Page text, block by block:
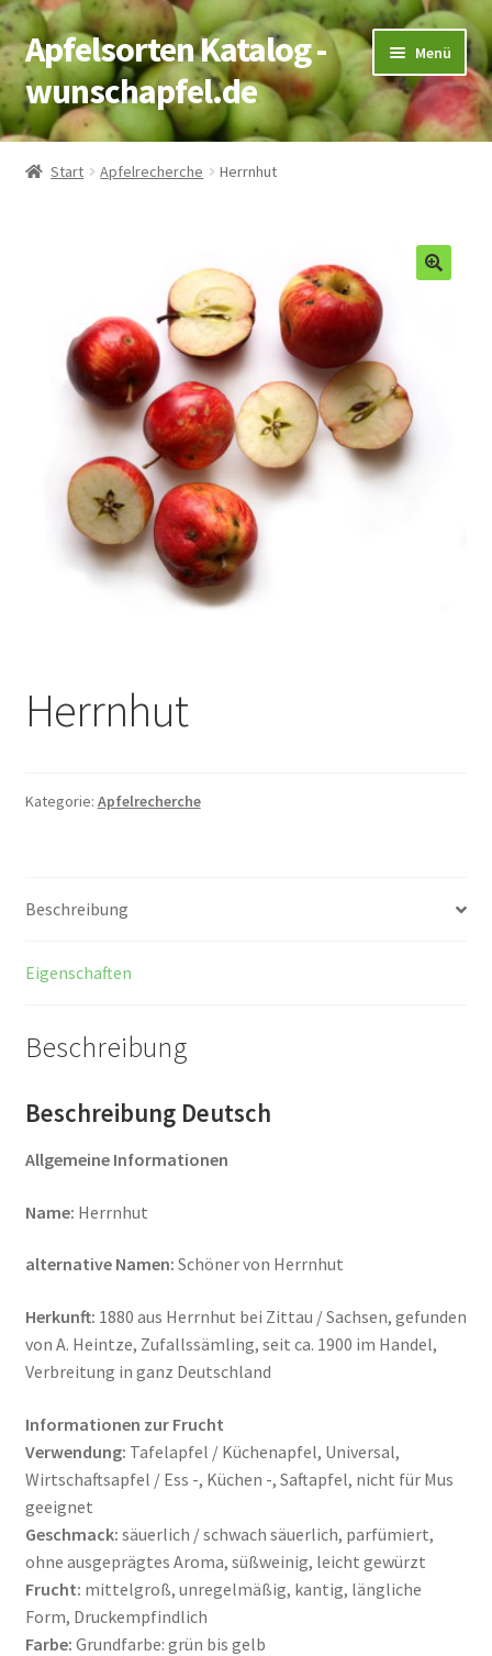
Zur
Navigation
springen
Zum
Inhalt
springen
Apfelsorten Katalog -
wunschapfel.de
Menü
Startseite
Start Apfelrecherche Herrnhut
Herrnhut
Kategorie: Apfelrecherche
Beschreibung
Eigenschaften
Beschreibung
Beschreibung Deutsch
Allgemeine Informationen
Name: Herrnhut
alternative Namen: Schöner von Herrnhut
Herkunft: 1880 aus Herrnhut bei Zittau / Sachsen, gefunden
von A. Heintze, Zufallssämling, seit ca. 1900 im Handel,
Verbreitung in ganz Deutschland
Informationen zur Frucht
Verwendung: Tafelapfel / Küchenapfel, Universal,
Wirtschaftsapfel / Ess -, Küchen -, Saftapfel, nicht für Mus
geeignet
Geschmack: säuerlich / schwach säuerlich, parfümiert,
ohne ausgeprägtes Aroma, süßweinig, leicht gewürzt
Frucht: mittelgroß, unregelmäßig, kantig, längliche
Form, Druckempfindlich
Farbe: Grundfarbe: grün bis gelb